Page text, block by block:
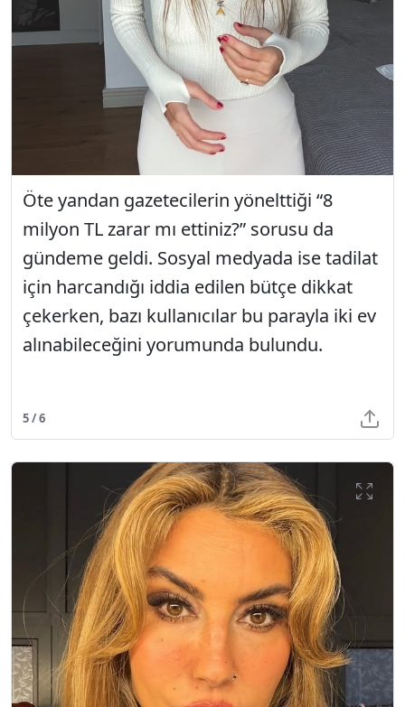
Öte yandan gazetecilerin yönelttiği “8
milyon TL zarar mı ettiniz?” sorusu da
gündeme geldi. Sosyal medyada ise tadilat
için harcandığı iddia edilen bütçe dikkat
çekerken, bazı kullanıcılar bu parayla iki ev
alınabileceğini yorumunda bulundu.
5 / 6